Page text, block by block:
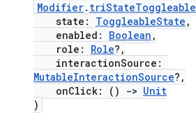
Modifier. triStateToggleable
state: ToggleableState ,
enabled: Boolean ,
role: Role?,
interactionSource:
MutableInteractionSource?,
onClick: ()
-> Unit
)